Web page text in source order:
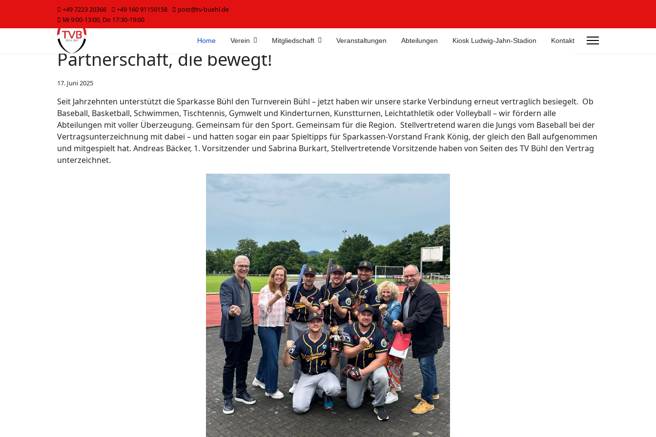
+49 7223 20366 +49 160 91150158
post@tv-buehl.de
Mi 9:00-13:00, Do 17:30-19:00
Home Verein Mitgliedschaft Veranstaltungen Abteilungen Kiosk Ludwig-Jahn-Stadion Kontakt
Partnerschaft, die bewegt!
17. Juni 2025
Seit Jahrzehnten unterstützt die Sparkasse Bühl den Turnverein Bühl – jetzt haben wir unsere starke Verbindung erneut vertraglich besiegelt. Ob
Baseball, Basketball, Schwimmen, Tischtennis, Gymwelt und Kinderturnen, Kunstturnen, Leichtathletik oder Volleyball – wir fördern alle
Abteilungen mit voller Überzeugung. Gemeinsam für den Sport. Gemeinsam für die Region. Stellvertretend waren die Jungs vom Baseball bei der
Vertragsunterzeichnung mit dabei – und hatten sogar ein paar Spieltipps für Sparkassen-Vorstand Frank König, der gleich den Ball aufgenommen
und mitgespielt hat. Andreas Bäcker, 1. Vorsitzender und Sabrina Burkart, Stellvertretende Vorsitzende haben von Seiten des TV Bühl den Vertrag
unterzeichnet.